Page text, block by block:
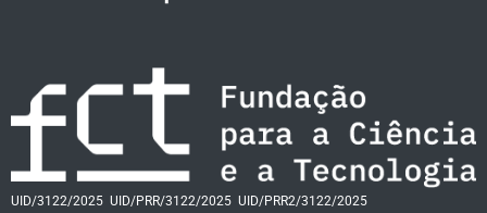
UID/3122/2025 UID/PRR/3122/2025 UID/PRR2/3122/2025